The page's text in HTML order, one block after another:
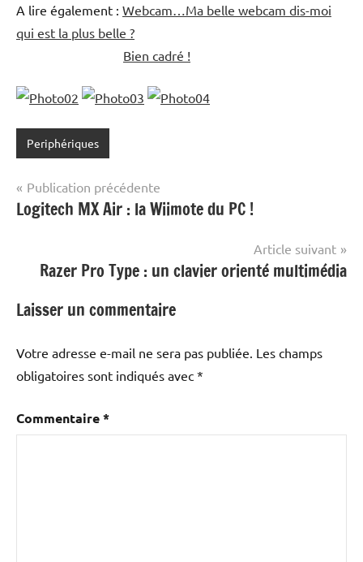
A lire également : Webcam…Ma belle webcam dis-moi
qui est la plus belle ?
Bien cadré !
Periphériques
Navigation
de
Publication précédente
Logitech MX Air : la Wiimote du PC !
Article suivant
Razer Pro Type : un clavier orienté multimédia
Laisser un commentaire
Votre adresse e-mail ne sera pas publiée. Les champs
obligatoires sont indiqués avec *
Commentaire*